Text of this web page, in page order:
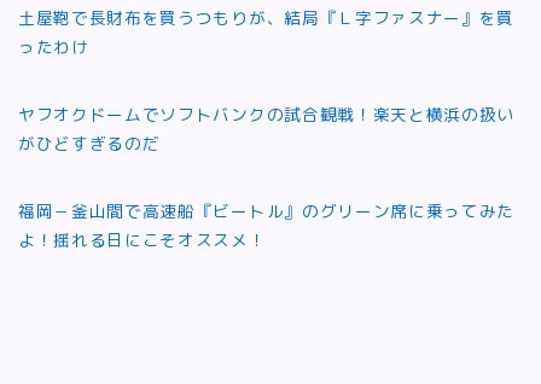
土屋鞄で長財布を買うつもりが、結局『Ｌ字ファスナー』を買
ったわけ
ヤフオクドームでソフトバンクの試合観戦！楽天と横浜の扱い
がひどすぎるのだ
福岡－釜山間で高速船『ビートル』のグリーン席に乗ってみた
よ！揺れる日にこそオススメ！